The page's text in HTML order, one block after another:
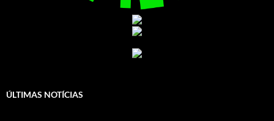
ÚLTIMAS NOTÍCIAS